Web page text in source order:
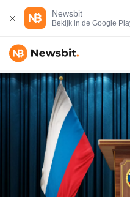
Newsbit
Bekijk in de Google